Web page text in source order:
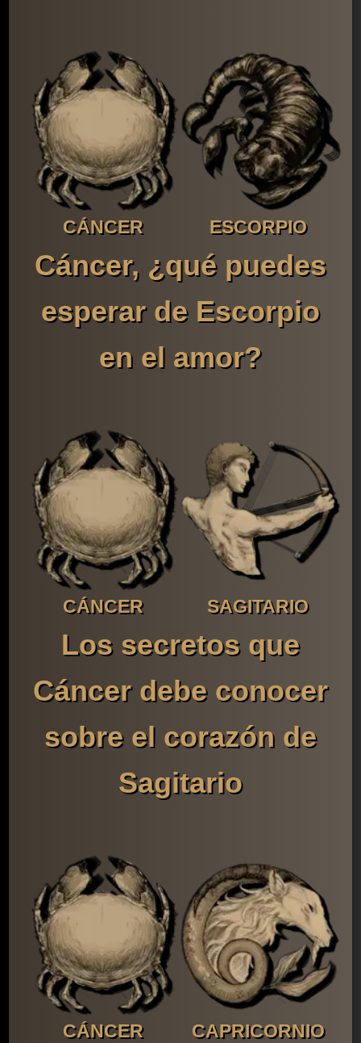
CÁNCER ESCORPIO
Cáncer, ¿qué puedes
esperar de Escorpio
en el amor?
CÁNCER SAGITARIO
Los secretos que
Cáncer debe conocer
sobre el corazón de
Sagitario
CÁNCER CAPRICORNIO